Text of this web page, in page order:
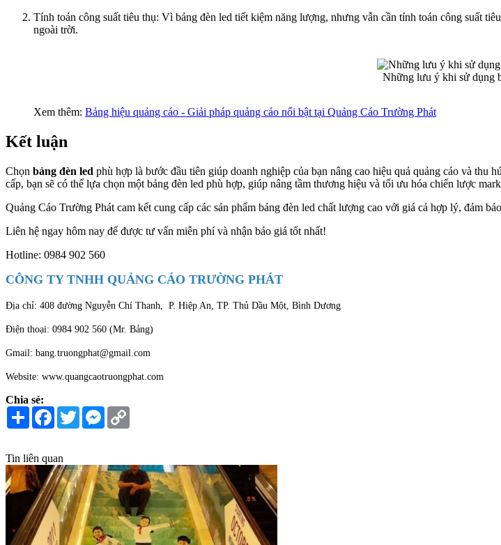
Tính toán công suất tiêu thụ: Vì bảng đèn led tiết kiệm năng lượng, nhưng vẫn cần tính toán công suất
ngoài trời.
Những lưu ý khi sử dụng
Xem thêm: Bảng hiệu quảng cáo - Giải pháp quảng cáo nổi bật tại Quảng Cáo Trường Phát
Kết luận
Chọn bảng đèn led phù hợp là bước đầu tiên giúp doanh nghiệp của bạn nâng cao hiệu quả quảng cáo và
cấp, bạn sẽ có thể lựa chọn một bảng đèn led phù hợp, giúp nâng tầm thương hiệu và tối ưu hóa chiến lược
Quảng Cáo Trường Phát cam kết cung cấp các sản phẩm bảng đèn led chất lượng cao với giá cả hợp lý, đảm
Liên hệ ngay hôm nay để được tư vấn miễn phí và nhận báo giá tốt nhất!
Hotline: 0984 902 560
CÔNG TY TNHH QUẢNG CÁO TRƯỜNG PHÁT
Địa chỉ: 408 đường Nguyễn Chí Thanh, P. Hiệp An, TP. Thủ Dầu Một, Bình Dương
Điện thoại: 0984 902 560 (Mr. Bảng)
Gmail: bang.truongphat@gmail.com
Website: www.quangcaotruongphat.com
Chia sẻ:
Share Facebook
TwitterMessenger
Tin liên quan